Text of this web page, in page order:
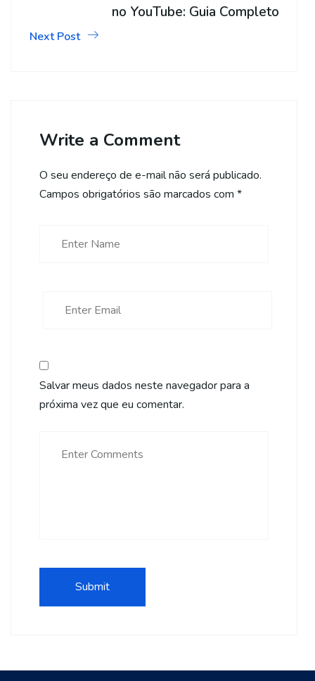
no YouTube: Guia Completo
Next Post
Write a Comment
O seu endereço de e-mail não será publicado.
Campos obrigatórios são marcados com *
Salvar meus dados neste navegador para a
próxima vez que eu comentar.